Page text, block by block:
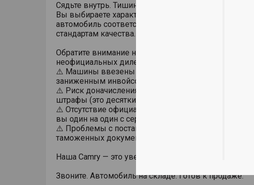
Сядьте внутрь. Тишина — на уровне премиум-класса.
Вы выбираете характер, а мы гарантируем, что
автомобиль соответствует всем российским
стандартам качества.
Обратите внимание на риски покупки «экономии» у
неофициальных дилеров:
⚠️ Машины ввезены «на физиков» через Киргизию с
заниженным инвойсом.
⚠️ Риск доначисления таможенных платежей +
штрафы (это десятки, а то и сотни тысяч рублей).
⚠️ Отсутствие официальной гарантии. При поломке —
вы один на один с сервисом.
⚠️ Проблемы с постановкой на учет из-за «серых»
таможенных документов.
Наша Camry — это уверенность. Уже сейчас.
Звоните. Автомобиль на складе. Готов к продаже.